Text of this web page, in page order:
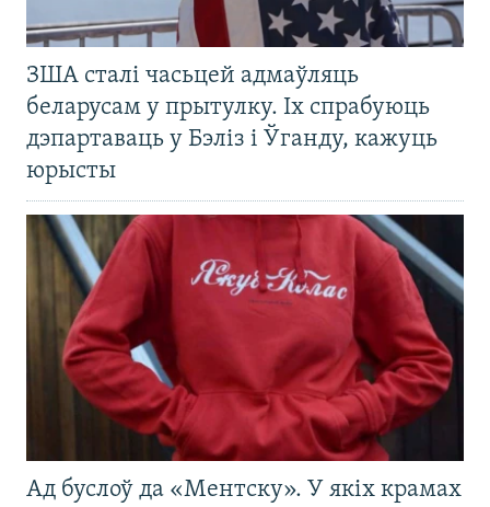
ЗША сталі часьцей адмаўляць
беларусам у прытулку. Іх спрабуюць
дэпартаваць у Бэліз і Ўганду, кажуць
юрысты
Ад буслоў да «Ментску». У якіх крамах